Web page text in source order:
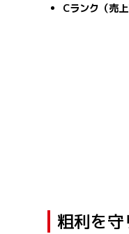
Cランク（売
粗利を